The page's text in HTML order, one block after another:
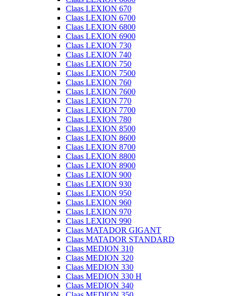
Claas LEXION 670
Claas LEXION 6700
Claas LEXION 6800
Claas LEXION 6900
Claas LEXION 730
Claas LEXION 740
Claas LEXION 750
Claas LEXION 7500
Claas LEXION 760
Claas LEXION 7600
Claas LEXION 770
Claas LEXION 7700
Claas LEXION 780
Claas LEXION 8500
Claas LEXION 8600
Claas LEXION 8700
Claas LEXION 8800
Claas LEXION 8900
Claas LEXION 900
Claas LEXION 930
Claas LEXION 950
Claas LEXION 960
Claas LEXION 970
Claas LEXION 990
Claas MATADOR GIGANT
Claas MATADOR STANDARD
Claas MEDION 310
Claas MEDION 320
Claas MEDION 330
Claas MEDION 330 H
Claas MEDION 340